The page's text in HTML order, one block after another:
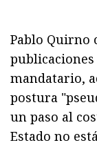
Pablo Quirno
mandatario,
postura
un paso al
Estado no